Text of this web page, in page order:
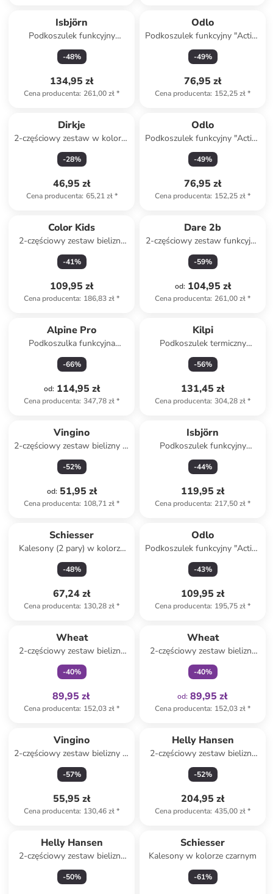
Isbjörn
Podkoszulek funkcyjny
"Husky" w kolorze szarym
-48%
134,95 zł
Cena producenta: 261,00 zł*
Odlo
Podkoszulek funkcyjny "Active
Warm Eco" w kolorze czarnym
-49%
76,95 zł
Cena producenta: 152,25 zł*
Dirkje
2-częściowy zestaw w kolorze
pomarańczowo-granatowym
-28%
46,95 zł
Cena producenta: 65,21 zł*
Odlo
Podkoszulek funkcyjny "Active
Warm Eco" w kolorze
bordowym
-49%
76,95 zł
Cena producenta: 152,25 zł*
Color Kids
2-częściowy zestaw bielizny
funkcyjnej w kolorze
niebiesko-różowym
-41%
109,95 zł
Cena producenta: 186,83 zł*
Dare 2b
2-częściowy zestaw funkcyjny
"In The Zone III" w kolorze
granatowym
-59%
od: 104,95 zł
Cena producenta: 261,00 zł*
Alpine Pro
Podkoszulka funkcyjna
"Amboso" w kolorze
granatowym
-66%
od: 114,95 zł
Cena producenta: 347,78 zł*
Kilpi
Podkoszulek termiczny
"Willie" w kolorze
jasnoróżowym
-56%
131,45 zł
Cena producenta: 304,28 zł*
Vingino
2-częściowy zestaw bielizny w
kolorze beżowo-czarnym
-52%
od: 51,95 zł
Cena producenta: 108,71 zł*
Isbjörn
Podkoszulek funkcyjny
"Husky" w kolorze czarnym
-44%
119,95 zł
Cena producenta: 217,50 zł*
Schiesser
Kalesony (2 pary) w kolorze
granatowo-białym
-48%
67,24 zł
Cena producenta: 130,28 zł*
Odlo
Podkoszulek funkcyjny "Active
Warm Eco" w kolorze czarnym
-43%
109,95 zł
Cena producenta: 195,75 zł*
Wheat
2-częściowy zestaw bielizny
"Louis" w kolorze błękitnym
-40%
89,95 zł
Cena producenta: 152,03 zł*
Wheat
2-częściowy zestaw bielizny
"Havanna" w kolorze
pomarańczowym
-40%
od: 89,95 zł
Cena producenta: 152,03 zł*
Vingino
2-częściowy zestaw bielizny w
kolorze czerwono-różowym
-57%
55,95 zł
Cena producenta: 130,46 zł*
Helly Hansen
2-częściowy zestaw bielizny
funkcyjnej w kolorze
jasnoróżowo-miętowym
-52%
204,95 zł
Cena producenta: 435,00 zł*
Helly Hansen
2-częściowy zestaw bielizny
funkcyjnej w kolorze
błękitnym
-50%
Schiesser
Kalesony w kolorze czarnym
-61%